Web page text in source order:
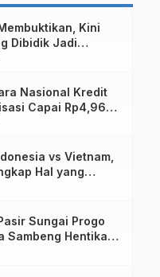
Kini
Dibidik Jadi
Nasional Kredit
Capai Rp4,96
vs Vietnam,
Hal yang
Sungai Progo
Sambeng Hentikan
Truk